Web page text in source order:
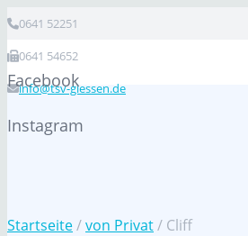
0641 52251
0641 54652
info@tsv-giessen.de
Facebook
Instagram
Startseite/von Privat/ Cliff